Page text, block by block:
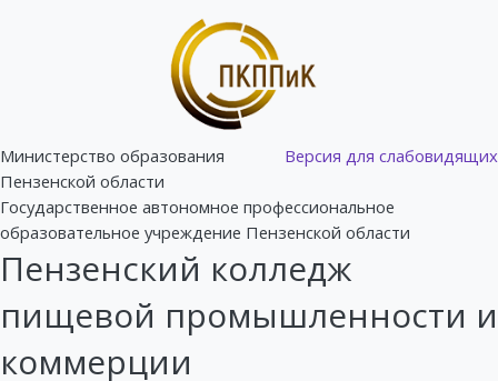
Версия для слабовидящих
Министерство образования
Пензенской области
Государственное автономное профессиональное
образовательное учреждение Пензенской области
Пензенский колледж
пищевой промышленности и
коммерции